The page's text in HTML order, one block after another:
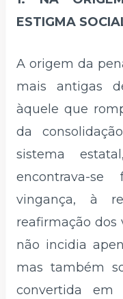
ESTIGMA
A origem da
mais antigas
àquele que
da
sistema
encontrava-
vingança, à
reafirmação dos
não incidia
mas também
convertida em